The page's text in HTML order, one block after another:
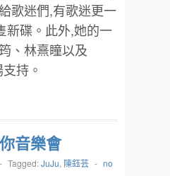
歌迷們,有歌迷更一
新碟。此外,她的一
、林熹瞳以及
持。
音樂會
- Tagged:JuJu, 陳鈺芸 - no